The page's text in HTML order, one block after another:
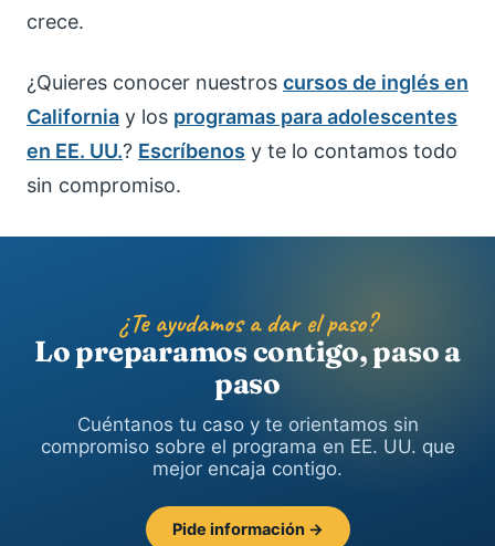
crece.
¿Quieres conocer nuestros cursos de inglés en
California y los programas para adolescentes
en EE. UU.? Escríbenos y te lo contamos todo
sin compromiso.
¿Te ayudamos a dar el paso?
Lo preparamos contigo, paso a
paso
Cuéntanos tu caso y te orientamos sin
compromiso sobre el programa en EE. UU. que
mejor encaja contigo.
Pide información →